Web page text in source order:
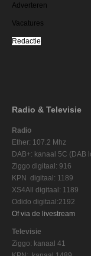
Adverteren
Vacatures
Redactie
Radio & Televisie
Radio
Ether: 107.2 Mhz
DAB+: kanaal 5C (DAB
Ziggo digitaal: 916
KPN digitaal: 1189
XS4All digitaal: 1189
Odido digitaal:2192
Of via de livestream
Televisie
Ziggo: kanaal 41